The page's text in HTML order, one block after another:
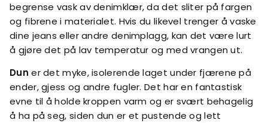
begrense vask av denimklær, da det sliter på fargen
og fibrene i materialet. Hvis du likevel trenger å vaske
dine jeans eller andre denimplagg, kan det være lurt
å gjøre det på lav temperatur og med vrangen ut.
Dun er det myke, isolerende laget under fjærene på
ender, gjess og andre fugler. Det har en fantastisk
evne til å holde kroppen varm og er svært behagelig
å ha på seg, siden dun er et pustende og lett